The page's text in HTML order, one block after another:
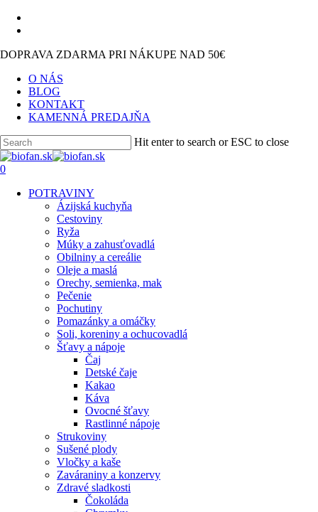
Skip
content
DOPRAVA ZDARMA PRI NÁKUPE NAD 50€
O NÁS
BLOG
KONTAKT
KAMENNÁ PREDAJŇA
Hit enter to search or ESC to close
Close
Search
search
0
POTRAVINY
Ázijská kuchyňa
Cestoviny
Ryža
Múky a zahusťovadlá
Obilniny a cereálie
Oleje a maslá
Orechy, semienka, mak
Pečenie
Pochutiny
Pomazánky a omáčky
Soli, koreniny a ochucovadlá
Šťavy a nápoje
Čaj
Detské čaje
Kakao
Káva
Ovocné šťavy
Rastlinné nápoje
Strukoviny
Sušené plody
Vločky a kaše
Zaváraniny a konzervy
Zdravé sladkosti
Čokoláda